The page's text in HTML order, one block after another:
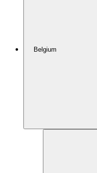
Belgium